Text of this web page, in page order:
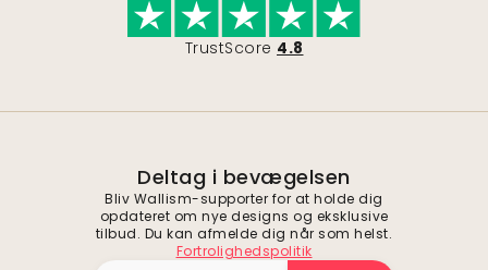
TrustScore 4.8
Deltag i bevægelsen
Bliv Wallism-supporter for at holde dig
opdateret om nye designs og eksklusive
tilbud. Du kan afmelde dig når som helst.
Fortrolighedspolitik